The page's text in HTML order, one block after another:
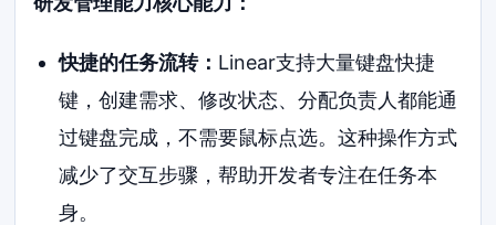
快捷的任务流转： Linear支持大量键盘快捷
键，创建需求、修改状态、分配负责人都能通
过键盘完成，不需要鼠标点选。这种操作方式
减少了交互步骤，帮助开发者专注在任务本
身。